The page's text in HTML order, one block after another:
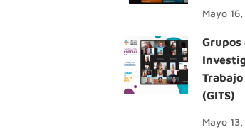
Mayo
Grupos
Trabajo
(GITS)
Mayo